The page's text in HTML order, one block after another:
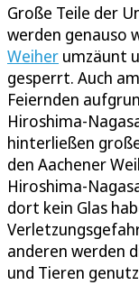
Große Teile der
werden genauso
Weiher umzäunt
gesperrt. Auch
Feiernden
Hiroshima-
hinterließen
den Aachener
Hiroshima-
dort kein Glas
anderen werden
und Tieren